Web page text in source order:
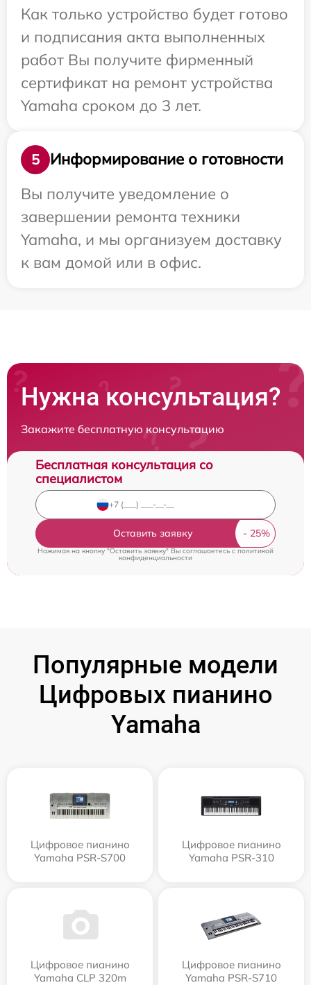
Как только устройство будет готово
и подписания акта выполненных
работ Вы получите фирменный
сертификат на ремонт устройства
Yamaha сроком до 3 лет.
5
Информирование о готовности
Вы получите уведомление о
завершении ремонта техники
Yamaha, и мы организуем доставку
к вам домой или в офис.
Нужна консультация?
Закажите бесплатную консультацию
Бесплатная консультация со
специалистом
Оставить заявку
Нажимая на кнопку "Оставить заявку" Вы соглашаетесь cполитикой
конфиденциальности
Популярные модели
Цифровых пианино
Yamaha
Цифровое пианино
Yamaha PSR-S700
Цифровое пианино
Yamaha PSR-310
Цифровое пианино
Yamaha CLP 320m
Цифровое пианино
Yamaha PSR-S710